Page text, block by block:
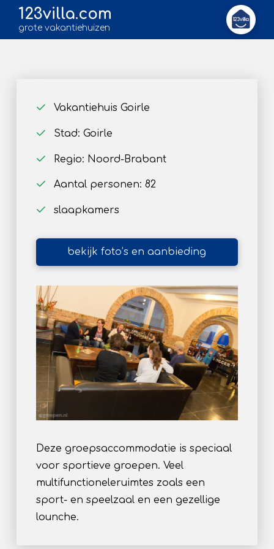
123villa.com
grote vakantiehuizen
Vakantiehuis Goirle
Stad: Goirle
Regio: Noord-Brabant
Aantal personen: 82
slaapkamers
bekijk foto’s en aanbieding
Deze groepsaccommodatie is speciaal
voor sportieve groepen. Veel
multifunctioneleruimtes zoals een
sport- en speelzaal en een gezellige
lounche.